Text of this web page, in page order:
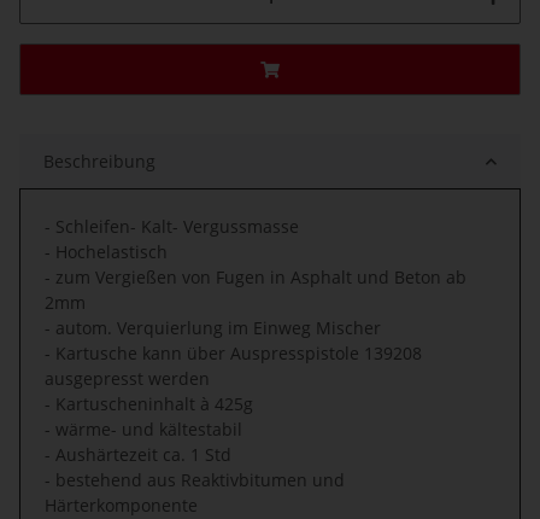
Beschreibung
- Schleifen- Kalt- Vergussmasse
- Hochelastisch
- zum Vergießen von Fugen in Asphalt und Beton ab
2mm
- autom. Verquierlung im Einweg Mischer
- Kartusche kann über Auspresspistole 139208
ausgepresst werden
- Kartuscheninhalt à 425g
- wärme- und kältestabil
- Aushärtezeit ca. 1 Std
- bestehend aus Reaktivbitumen und
Härterkomponente